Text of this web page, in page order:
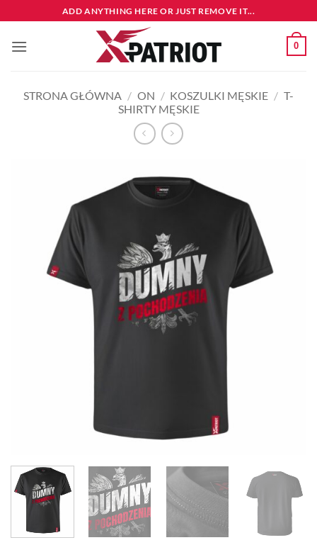
do
zawartości
ADD ANYTHING HERE OR JUST REMOVE IT...
0
STRONA GŁÓWNA / ON / KOSZULKI MĘSKIE / T-
SHIRTY MĘSKIE